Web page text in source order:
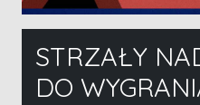
STRZAŁY
DO